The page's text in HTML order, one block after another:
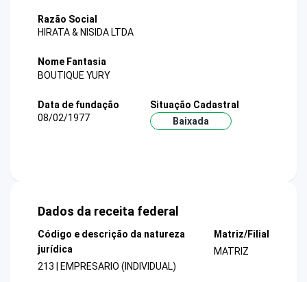
Razão Social
HIRATA & NISIDA LTDA
Nome Fantasia
BOUTIQUE YURY
Data de fundação
08/02/1977
Situação Cadastral
Baixada
Dados da receita federal
Código e descrição da natureza
jurídica
213 | EMPRESARIO (INDIVIDUAL)
Matriz/Filial
MATRIZ